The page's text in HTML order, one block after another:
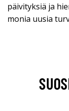
päivityksiä ja
monia uusia